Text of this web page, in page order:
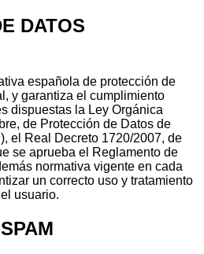
DATOS
española de protección de
y garantiza el cumplimiento
dispuestas la Ley Orgánica
de Protección de Datos de
el Real Decreto 1720/2007, de
se aprueba el Reglamento de
normativa vigente en cada
un correcto uso y tratamiento
usuario.